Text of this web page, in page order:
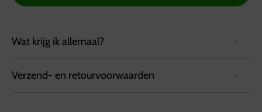
Wat krijg ik allemaal?
Een lichtgewicht buffettafel van kunststof. De tafel is
Verzend- en retourvoorwaarden